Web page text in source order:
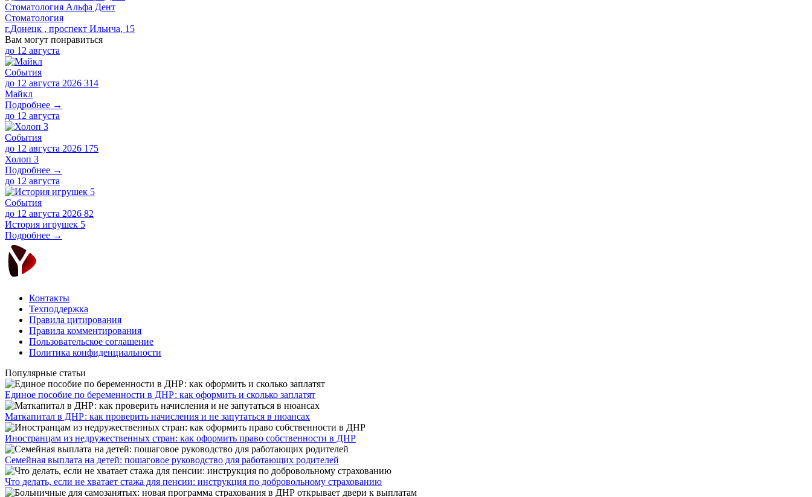
Стоматология Альфа Дент
Стоматология
г.Донецк , проспект Ильича, 15
Вам могут понравиться
до 12 августа
События
до 12 августа 2026 314
Майкл
Подробнее →
до 12 августа
События
до 12 августа 2026 175
Холоп 3
Подробнее →
до 12 августа
События
до 12 августа 2026 82
История игрушек 5
Подробнее →
Контакты
Техподдержка
Правила цитирования
Правила комментирования
Пользовательское соглашение
Политика конфиденциальности
Популярные статьи
Единое пособие по беременности в ДНР: как оформить и сколько заплатят
​Маткапитал в ДНР: как проверить начисления и не запутаться в нюансах
Иностранцам из недружественных стран: как оформить право собственности в ДНР
Семейная выплата на детей: пошаговое руководство для работающих родителей
Что делать, если не хватает стажа для пенсии: инструкция по добровольному страхованию